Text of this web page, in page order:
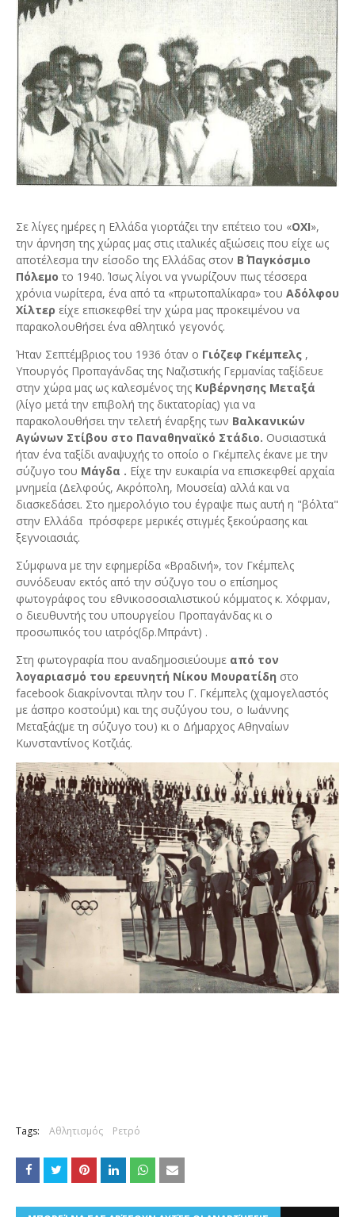
Σε λίγες ημέρες η Ελλάδα γιορτάζει την επέτειο του «ΟΧΙ»,
την άρνηση της χώρας μας στις ιταλικές αξιώσεις που είχε ως
αποτέλεσμα την είσοδο της Ελλάδας στον Β΄ Παγκόσμιο
Πόλεμο το 1940. Ίσως λίγοι να γνωρίζουν πως τέσσερα
χρόνια νωρίτερα, ένα από τα «πρωτοπαλίκαρα» του Αδόλφου
Χίλτερ είχε επισκεφθεί την χώρα μας προκειμένου να
παρακολουθήσει ένα αθλητικό γεγονός.
Ήταν Σεπτέμβριος του 1936 όταν ο Γιόζεφ Γκέμπελς ,
Υπουργός Προπαγάνδας της Ναζιστικής Γερμανίας ταξίδευε
στην χώρα μας ως καλεσμένος της Κυβέρνησης Μεταξά
(λίγο μετά την επιβολή της δικτατορίας) για να
παρακολουθήσει την τελετή έναρξης των Βαλκανικών
Αγώνων Στίβου στο Παναθηναϊκό Στάδιο. Ουσιαστικά
ήταν ένα ταξίδι αναψυχής το οποίο ο Γκέμπελς έκανε με την
σύζυγο του Μάγδα . Είχε την ευκαιρία να επισκεφθεί αρχαία
μνημεία (Δελφούς, Ακρόπολη, Μουσεία) αλλά και να
διασκεδάσει. Στο ημερολόγιο του έγραψε πως αυτή η "βόλτα"
στην Ελλάδα πρόσφερε μερικές στιγμές ξεκούρασης και
ξεγνοιασιάς.
Σύμφωνα με την εφημερίδα «Βραδινή», τον Γκέμπελς
συνόδευαν εκτός από την σύζυγο του ο επίσημος
φωτογράφος του εθνικοσοσιαλιστικού κόμματος κ. Χόφμαν,
ο διευθυντής του υπουργείου Προπαγάνδας κι ο
προσωπικός του ιατρός(δρ.Μπράντ) .
Στη φωτογραφία που αναδημοσιεύουμε από τον
λογαριασμό του ερευνητή Νίκου Μουρατίδη στο
facebook διακρίνονται πλην του Γ. Γκέμπελς (χαμογελαστός
με άσπρο κοστούμι) και της συζύγου του, ο Ιωάννης
Μεταξάς(με τη σύζυγο του) κι ο Δήμαρχος Αθηναίων
Κωνσταντίνος Κοτζιάς.
Tags: Αθλητισμός Ρετρό